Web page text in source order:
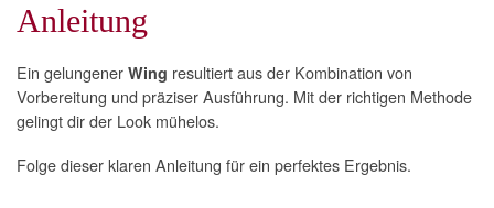
Anleitung
Ein gelungener Wing resultiert aus der Kombination von
Vorbereitung und präziser Ausführung. Mit der richtigen Methode
gelingt dir der Look mühelos.
Folge dieser klaren Anleitung für ein perfektes Ergebnis.